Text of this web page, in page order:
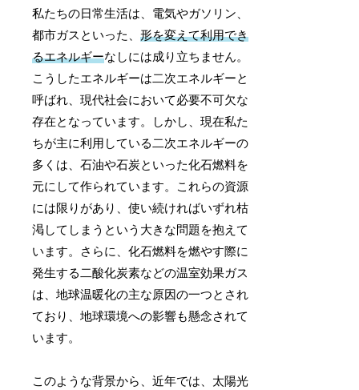
私たちの日常生活は、電気やガソリン、
都市ガスといった、形を変えて利用でき
るエネルギーなしには成り立ちません。
こうしたエネルギーは二次エネルギーと
呼ばれ、現代社会において必要不可欠な
存在となっています。しかし、現在私た
ちが主に利用している二次エネルギーの
多くは、石油や石炭といった化石燃料を
元にして作られています。これらの資源
には限りがあり、使い続ければいずれ枯
渇してしまうという大きな問題を抱えて
います。さらに、化石燃料を燃やす際に
発生する二酸化炭素などの温室効果ガス
は、地球温暖化の主な原因の一つとされ
ており、地球環境への影響も懸念されて
います。
このような背景から、近年では、太陽光